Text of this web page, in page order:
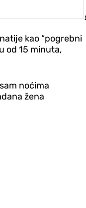
kao “pogrebni
od 15 minuta,
noćima
žena